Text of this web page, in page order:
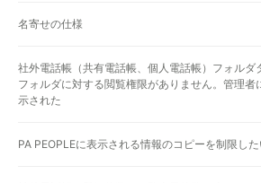
名寄せの仕様
社外電話帳（共有電話帳、個人電話帳）フォル
フォルダに対する閲覧権限がありません。管理者
示された
PA PEOPLEに表示される情報のコピーを制限し